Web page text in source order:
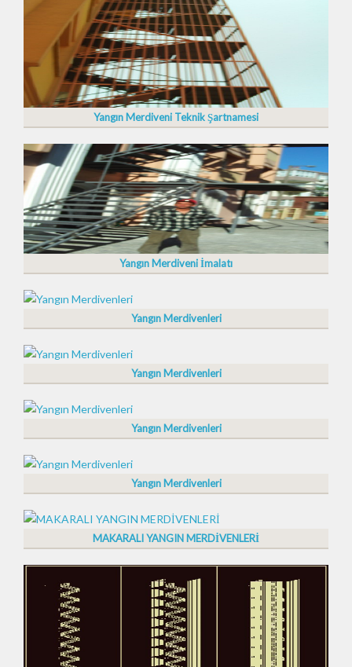
Yangın Merdiveni Teknik Şartnamesi
Yangın Merdiveni İmalatı
Yangın Merdivenleri
Yangın Merdivenleri
Yangın Merdivenleri
Yangın Merdivenleri
MAKARALI YANGIN MERDİVENLERİ